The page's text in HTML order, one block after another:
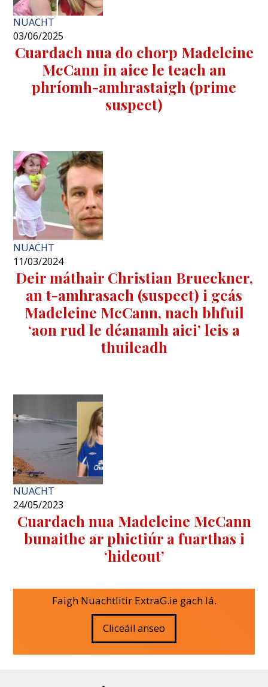
NUACHT
03/06/2025
Cuardach nua do chorp Madeleine
McCann in aice le teach an
phríomh-amhrastaigh (prime
suspect)
NUACHT
11/03/2024
Deir máthair Christian Brueckner,
an t-amhrasach (suspect) i gcás
Madeleine McCann, nach bhfuil
‘aon rud le déanamh aici’ leis a
thuileadh
NUACHT
24/05/2023
Cuardach nua Madeleine McCann
bunaithe ar phictiúr a fuarthas i
‘hideout’
Faigh Nuachtlitir ExtraG.ie gach lá.
Cliceáil anseo